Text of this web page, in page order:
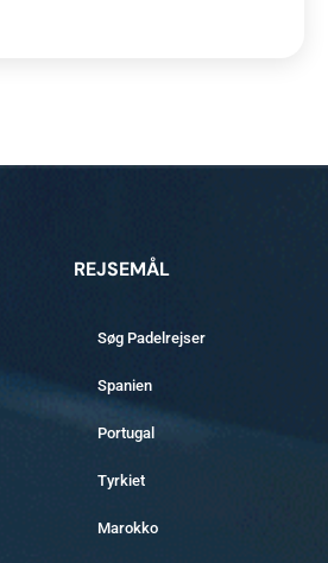
REJSEMÅL
Søg Padelrejser
Spanien
Portugal
Tyrkiet
Marokko